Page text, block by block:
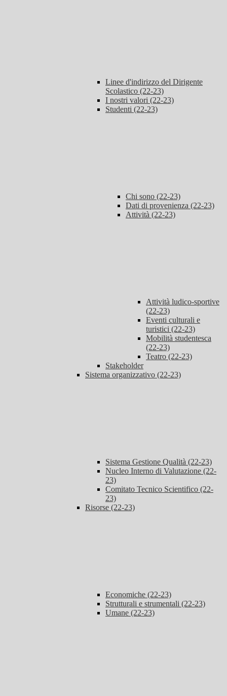
Linee d'indirizzo del Dirigente
Scolastico (22-23)
I nostri valori (22-23)
Studenti (22-23)
Chi sono (22-23)
Dati di provenienza (22-23)
Attività (22-23)
Attività ludico-sportive
(22-23)
Eventi culturali e
turistici (22-23)
Mobilità studentesca
(22-23)
Teatro (22-23)
Stakeholder
Sistema organizzativo (22-23)
Sistema Gestione Qualità (22-23)
Nucleo Interno di Valutazione (22-
23)
Comitato Tecnico Scientifico (22-
23)
Risorse (22-23)
Economiche (22-23)
Strutturali e strumentali (22-23)
Umane (22-23)